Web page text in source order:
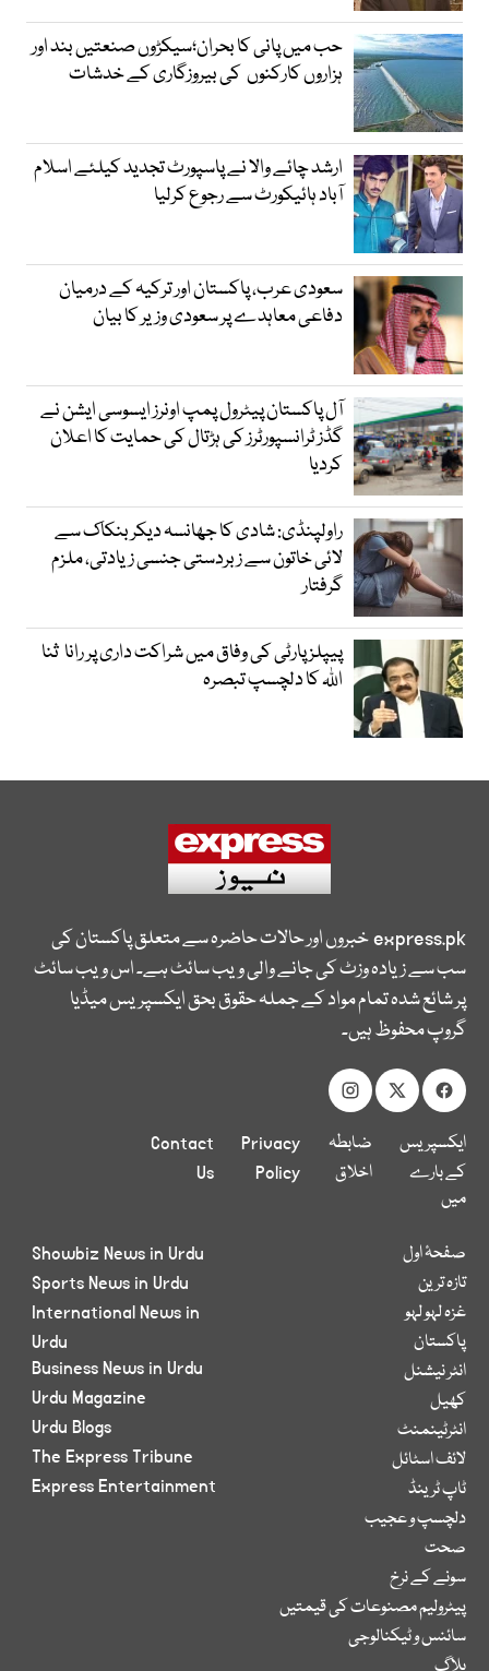
حب میں پانی کا بحران؛سیکڑوں صنعتیں بند اور
ہزاروں کارکنوں کی بیروزگاری کے خدشات
ارشد چائے والا نے پاسپورٹ تجدید کیلئے اسلام
آباد ہائیکورٹ سے رجوع کرلیا
سعودی عرب، پاکستان اور ترکیہ کے درمیان
دفاعی معاہدے پر سعودی وزیر کا بیان
آل پاکستان پیٹرول پمپ اونرز ایسوسی ایشن نے
گڈز ٹرانسپورٹرز کی ہڑتال کی حمایت کا اعلان
کردیا
راولپنڈی: شادی کا جھانسہ دیکر بنکاک سے
لائی خاتون سے زبردستی جنسی زیادتی، ملزم
گرفتار
پیپلز پارٹی کی وفاق میں شراکت داری پر رانا ثنا
اللہ کا دلچسپ تبصرہ
express.pkخبروں اور حالات حاضرہ سے متعلق پاکستان کی
سب سے زیادہ وزٹ کی جانے والی ویب سائٹ ہے۔ اس ویب سائٹ
پر شائع شدہ تمام مواد کے جملہ حقوق بحق ایکسپریس میڈیا
گروپ محفوظ ہیں۔
ایکسپریس
کے بارے
میں
ضابطہ
اخلاق
Privacy
Policy
Contact
Us
صفحۂ اول
تازہ ترین
غزہ لہو لہو
پاکستان
انٹر نیشنل
کھیل
انٹرٹینمنٹ
لائف اسٹائل
ٹاپ ٹرینڈ
دلچسپ و عجیب
صحت
سونے کے نرخ
پیٹرولیم مصنوعات کی قیمتیں
سائنس و ٹیکنالوجی
Showbiz News in Urdu
Sports News in Urdu
International News in
Urdu
Business News in Urdu
Urdu Magazine
Urdu Blogs
The Express Tribune
Express Entertainment